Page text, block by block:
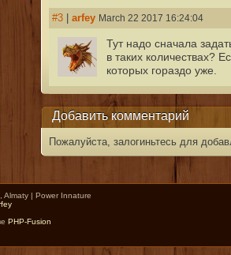
#3| arfey March 22 2017 16:24:04
Тут надо сначала
в таких количествах?
которых гораздо уже.
Добавить комментарий
Пожалуйста, залогиньтесь для
Almaty | Power Innature
PHP-Fusion